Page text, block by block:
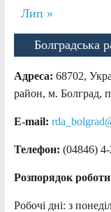
Лип »
Болградська
Адреса: 68702,
район, м. Болград,
E-mail:
Телефон: (04846)
Розпорядок
Робочі дні: з